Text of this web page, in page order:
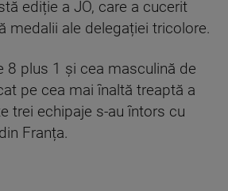
ediție a JO, care a cucerit
medalii ale delegației tricolore.
8 plus 1 și cea masculină de
pe cea mai înaltă treaptă a
trei echipaje s-au întors cu
Franța.